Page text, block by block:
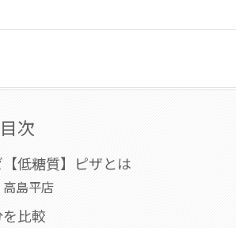
次
低糖質】ピザとは
高島平店
比較